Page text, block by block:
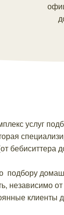
услуг
бебиситтера
клиенты